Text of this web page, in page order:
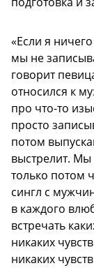
«Если я
мы не
говорит
относился к
про что-то
просто
потом
выстрелит.
только потом
сингл с
в каждого
встречать
никаких
никаких